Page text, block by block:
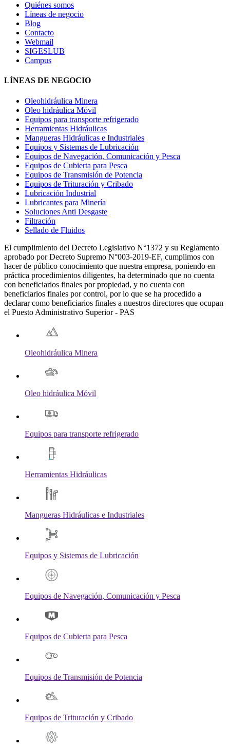
Quiénes somos
Líneas de negocio
Blog
Contacto
Webmail
SIGESLUB
Campus
LÍNEAS DE NEGOCIO
Oleohidráulica Minera
Oleo hidráulica Móvil
Equipos para transporte refrigerado
Herramientas Hidráulicas
Mangueras Hidráulicas e Industriales
Equipos y Sistemas de Lubricación
Equipos de Navegación, Comunicación y Pesca
Equipos de Cubierta para Pesca
Equipos de Transmisión de Potencia
Equipos de Trituración y Cribado
Lubricación Industrial
Lubricantes para Minería
Soluciones Anti Desgaste
Filtración
Sellado de Fluidos
El cumplimiento del Decreto Legislativo N°1372 y su Reglamento
aprobado por Decreto Supremo N°003-2019-EF, cumplimos con
hacer de público conocimiento que nuestra empresa, poniendo en
práctica procedimientos diligentes, ha determinado que no cuenta
con beneficiarios finales por propiedad, y no cuenta con
beneficiarios finales por control, por lo que se ha procedido a
declarar como beneficiarios finales a nuestros directores que ocupan
el Puesto Administrativo Superior - PAS
Oleohidráulica Minera
Oleo hidráulica Móvil
Equipos para transporte refrigerado
Herramientas Hidráulicas
Mangueras Hidráulicas e Industriales
Equipos y Sistemas de Lubricación
Equipos de Navegación, Comunicación y Pesca
Equipos de Cubierta para Pesca
Equipos de Transmisión de Potencia
Equipos de Trituración y Cribado